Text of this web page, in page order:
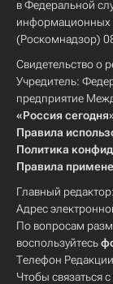
в Федеральной
информационных
(Роскомнадзор)
Свидетельство о
Учредитель:
предприятие
«Россия
Правила
Политика
Правила
Главный редактор:
Адрес
По вопросам
воспользуйтесь
Телефон
Чтобы связаться